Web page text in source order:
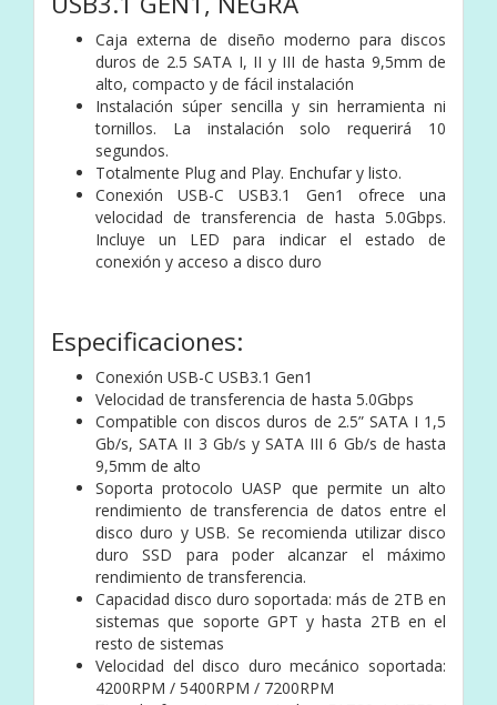
Caja externa de diseño moderno para discos
duros de 2.5 SATA I, II y III de hasta 9,5mm de
alto, compacto y de fácil instalación
Instalación súper sencilla y sin herramienta ni
tornillos. La instalación solo requerirá 10
segundos.
Totalmente Plug and Play. Enchufar y listo.
Conexión USB-C USB3.1 Gen1 ofrece una
velocidad de transferencia de hasta 5.0Gbps.
Incluye un LED para indicar el estado de
conexión y acceso a disco duro
Especificaciones:
Conexión USB-C USB3.1 Gen1
Velocidad de transferencia de hasta 5.0Gbps
Compatible con discos duros de 2.5” SATA I 1,5
Gb/s, SATA II 3 Gb/s y SATA III 6 Gb/s de hasta
9,5mm de alto
Soporta protocolo UASP que permite un alto
rendimiento de transferencia de datos entre el
disco duro y USB. Se recomienda utilizar disco
duro SSD para poder alcanzar el máximo
rendimiento de transferencia.
Capacidad disco duro soportada: más de 2TB en
sistemas que soporte GPT y hasta 2TB en el
resto de sistemas
Velocidad del disco duro mecánico soportada:
4200RPM / 5400RPM / 7200RPM